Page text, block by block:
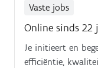
Vaste jobs
Online sinds 22
Je initieert en
efficiëntie,